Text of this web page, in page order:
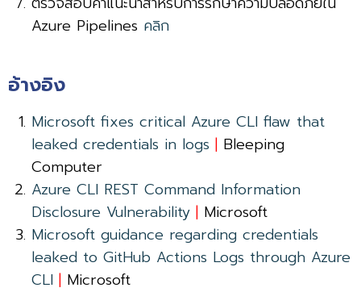
Azure Pipelines คลิก
อ้างอิง
Microsoft fixes critical Azure CLI flaw that
leaked credentials in logs |Bleeping
Computer
Azure CLI REST Command Information
Disclosure Vulnerability |Microsoft
Microsoft guidance regarding credentials
leaked to GitHub Actions Logs through Azure
CLI |Microsoft